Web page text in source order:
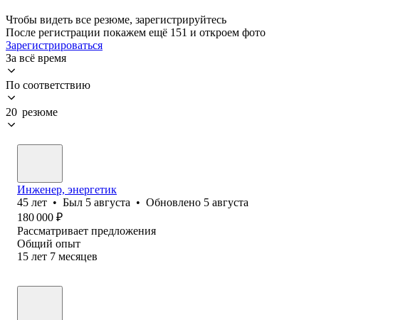
Чтобы видеть все резюме, зарегистрируйтесь
После регистрации покажем ещё 151 и откроем фото
Зарегистрироваться
За всё время
По соответствию
20 резюме
Инженер, энергетик
45 лет • Был 5 августа • Обновлено 5 августа
180 000 ₽
Рассматривает предложения
Общий опыт
15 лет 7 месяцев